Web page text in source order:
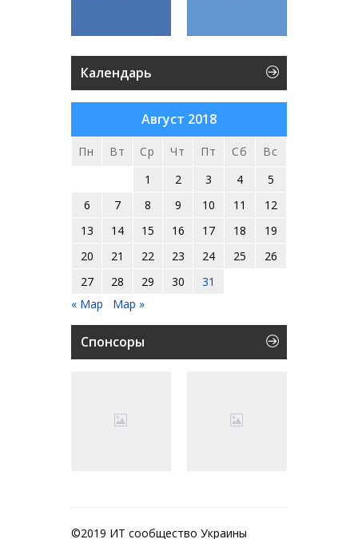
Календарь
Август 2018
Пн Вт Ср Чт Пт Сб
Вс
1
2 3 4
5
6
7 8 9 10 11
12
13
14 15 16 17 18
19
20
21 22 23 24 25
26
27
28 29 30
31
« Мар
Мар »
Спонсоры
©2019 ИТ сообщество Украины